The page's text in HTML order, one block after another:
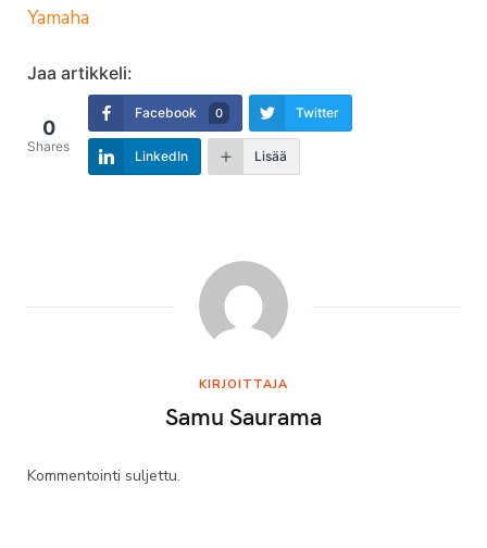
Yamaha
Jaa artikkeli:
0
Shares
Facebook 0 Twitter
LinkedIn Lisää
KIRJOITTAJA
Samu Saurama
Kommentointi suljettu.